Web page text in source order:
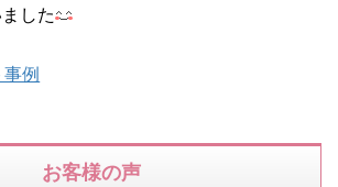
した
例
お客様の声